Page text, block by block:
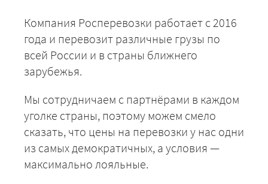
Компания Росперевозки работает с 2016
года и перевозит различные грузы по
всей России и в страны ближнего
зарубежья.
Мы сотрудничаем с партнёрами в каждом
уголке страны, поэтому можем смело
сказать, что цены на перевозки у нас одни
из самых демократичных, а условия —
максимально лояльные.